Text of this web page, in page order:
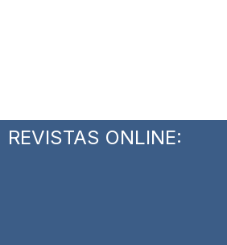
REVISTAS ONLINE: